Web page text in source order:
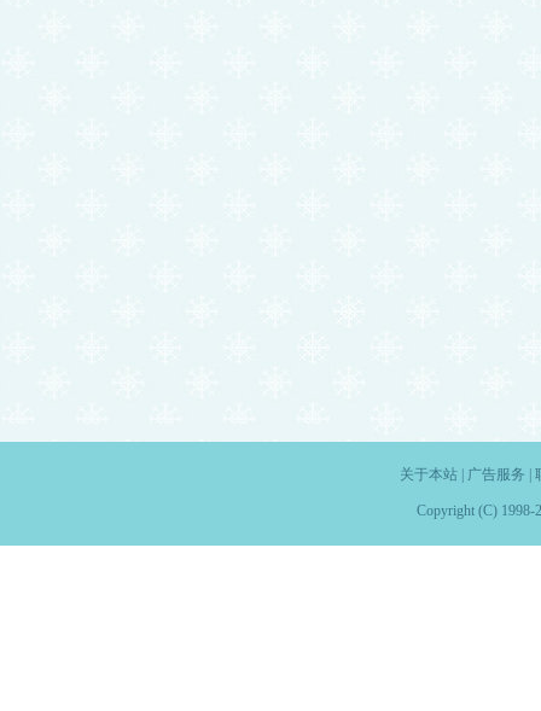
关于本站| 广告服务
Copyright (C) 1998-